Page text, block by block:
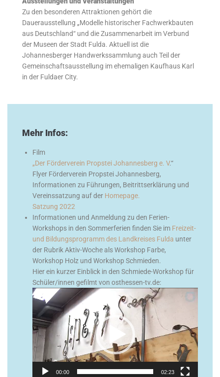
Zu den besonderen Attraktionen gehört die
Dauerausstellung „Modelle historischer Fachwerkbauten
aus Deutschland“ und die Zusammenarbeit im Verbund
der Museen der Stadt Fulda. Aktuell ist die
Johannesberger Handwerkssammlung auch Teil der
Gemeinschaftsausstellung im ehemaligen Kaufhaus Karl
in der Fuldaer City.
Mehr Infos:
Film
„Der Förderverein Propstei Johannesberg e. V.“
Flyer Förderverein Propstei Johannesberg,
Informationen zu Führungen, Beitrittserklärung und
Vereinssatzung auf der Homepage.
Satzung 2022
Informationen und Anmeldung zu den Ferien-
Workshops in den Sommerferien finden Sie im Freizeit-
und Bildungsprogramm des Landkreises Fulda unter
der Rubrik Aktiv-Woche als Workshop Farbe,
Workshop Holz und Workshop Schmieden.
Hier ein kurzer Einblick in den Schmiede-Workshop für
Schüler/innen gefilmt von osthessen-tv.de:
Video-
Player
00:00 02:23